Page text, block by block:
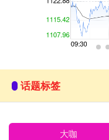
话题标签
大咖